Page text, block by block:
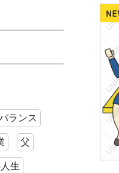
ランス
父
生